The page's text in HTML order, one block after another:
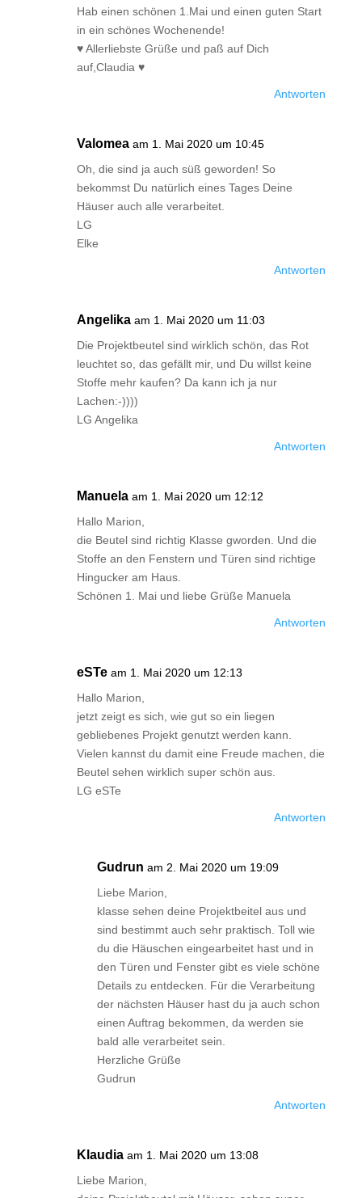
Hab einen schönen 1.Mai und einen guten Start
in ein schönes Wochenende!
♥️ Allerliebste Grüße und paß auf Dich
auf,Claudia ♥️
Antworten
Valomea am 1. Mai 2020 um 10:45
Oh, die sind ja auch süß geworden! So
bekommst Du natürlich eines Tages Deine
Häuser auch alle verarbeitet.
LG
Elke
Antworten
Angelika am 1. Mai 2020 um 11:03
Die Projektbeutel sind wirklich schön, das Rot
leuchtet so, das gefällt mir, und Du willst keine
Stoffe mehr kaufen? Da kann ich ja nur
Lachen:-))))
LG Angelika
Antworten
Manuela am 1. Mai 2020 um 12:12
Hallo Marion,
die Beutel sind richtig Klasse gworden. Und die
Stoffe an den Fenstern und Türen sind richtige
Hingucker am Haus.
Schönen 1. Mai und liebe Grüße Manuela
Antworten
eSTe am 1. Mai 2020 um 12:13
Hallo Marion,
jetzt zeigt es sich, wie gut so ein liegen
gebliebenes Projekt genutzt werden kann.
Vielen kannst du damit eine Freude machen, die
Beutel sehen wirklich super schön aus.
LG eSTe
Antworten
Gudrun am 2. Mai 2020 um 19:09
Liebe Marion,
klasse sehen deine Projektbeitel aus und
sind bestimmt auch sehr praktisch. Toll wie
du die Häuschen eingearbeitet hast und in
den Türen und Fenster gibt es viele schöne
Details zu entdecken. Für die Verarbeitung
der nächsten Häuser hast du ja auch schon
einen Auftrag bekommen, da werden sie
bald alle verarbeitet sein.
Herzliche Grüße
Gudrun
Antworten
Klaudia am 1. Mai 2020 um 13:08
Liebe Marion,